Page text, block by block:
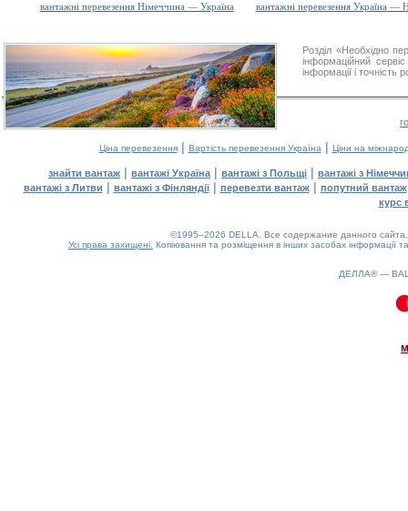
вантажні перевезення Німеччина — Україна
вантажні перевезення Україна —
Розділ «Необхідно
інформаційний
інформації і
Ціна перевезення| Вартість перевезення Україна | Ціни на
знайти вантаж | вантажі Україна | вантажі з Польщі | вантажі з
вантажі з Литви | вантажі з Фінляндії| перевезти вантаж| попутний вантаж
курс
©1995–2026 DELLA. Все содержание данного
Усі права захищені. Копіювання та розміщення в інших засобах інформації
ДЕЛЛА® —